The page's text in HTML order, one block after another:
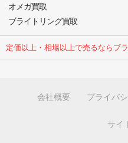
定価以上・相場以上で売るならブ
オメガ買取
ブライトリング買取
会社概要 プライバ
サイ